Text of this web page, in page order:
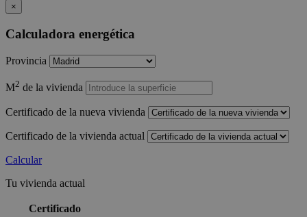
×
Calculadora energética
Provincia
M2 de la vivienda
Certificado de la nueva vivienda
Certificado de la vivienda actual
Calcular
Tu vivienda actual
Certificado